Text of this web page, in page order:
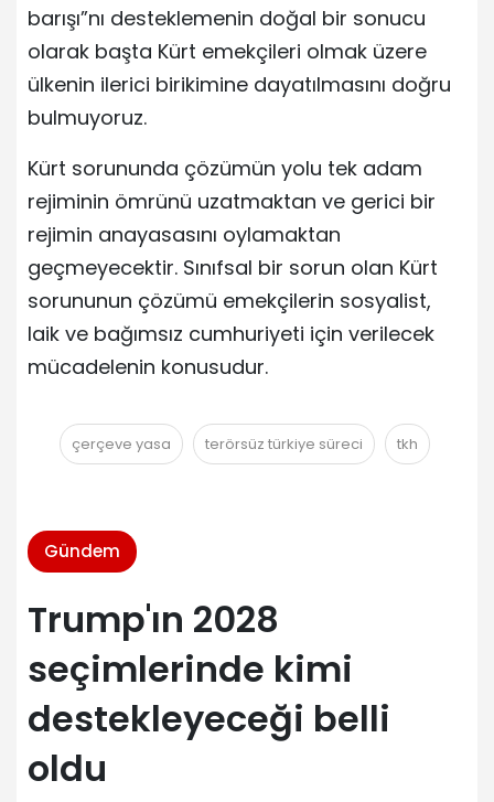
barışı”nı desteklemenin doğal bir sonucu
olarak başta Kürt emekçileri olmak üzere
ülkenin ilerici birikimine dayatılmasını doğru
bulmuyoruz.
Kürt sorununda çözümün yolu tek adam
rejiminin ömrünü uzatmaktan ve gerici bir
rejimin anayasasını oylamaktan
geçmeyecektir. Sınıfsal bir sorun olan Kürt
sorununun çözümü emekçilerin sosyalist,
laik ve bağımsız cumhuriyeti için verilecek
mücadelenin konusudur.
çerçeve yasa terörsüz türkiye süreci tkh
Gündem
Trump'ın 2028
seçimlerinde kimi
destekleyeceği belli
oldu